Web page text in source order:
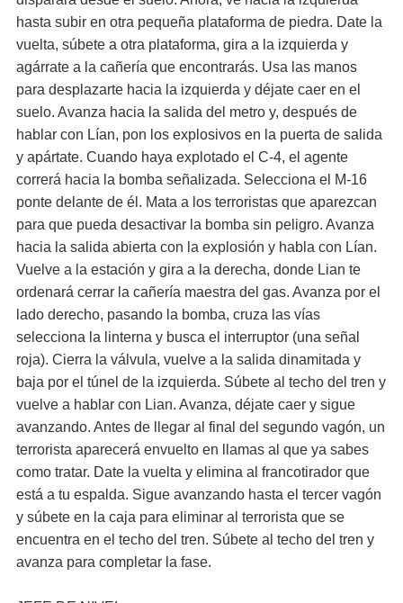
hasta subir en otra pequeña plataforma de piedra. Date la
vuelta, súbete a otra plataforma, gira a la izquierda y
agárrate a la cañería que encontrarás. Usa las manos
para desplazarte hacia la izquierda y déjate caer en el
suelo. Avanza hacia la salida del metro y, después de
hablar con Lían, pon los explosivos en la puerta de salida
y apártate. Cuando haya explotado el C-4, el agente
correrá hacia la bomba señalizada. Selecciona el M-16
ponte delante de él. Mata a los terroristas que aparezcan
para que pueda desactivar la bomba sin peligro. Avanza
hacia la salida abierta con la explosión y habla con Lían.
Vuelve a la estación y gira a la derecha, donde Lian te
ordenará cerrar la cañería maestra del gas. Avanza por el
lado derecho, pasando la bomba, cruza las vías
selecciona la linterna y busca el interruptor (una señal
roja). Cierra la válvula, vuelve a la salida dinamitada y
baja por el túnel de la izquierda. Súbete al techo del tren y
vuelve a hablar con Lian. Avanza, déjate caer y sigue
avanzando. Antes de llegar al final del segundo vagón, un
terrorista aparecerá envuelto en llamas al que ya sabes
como tratar. Date la vuelta y elimina al francotirador que
está a tu espalda. Sigue avanzando hasta el tercer vagón
y súbete en la caja para eliminar al terrorista que se
encuentra en el techo del tren. Súbete al techo del tren y
avanza para completar la fase.